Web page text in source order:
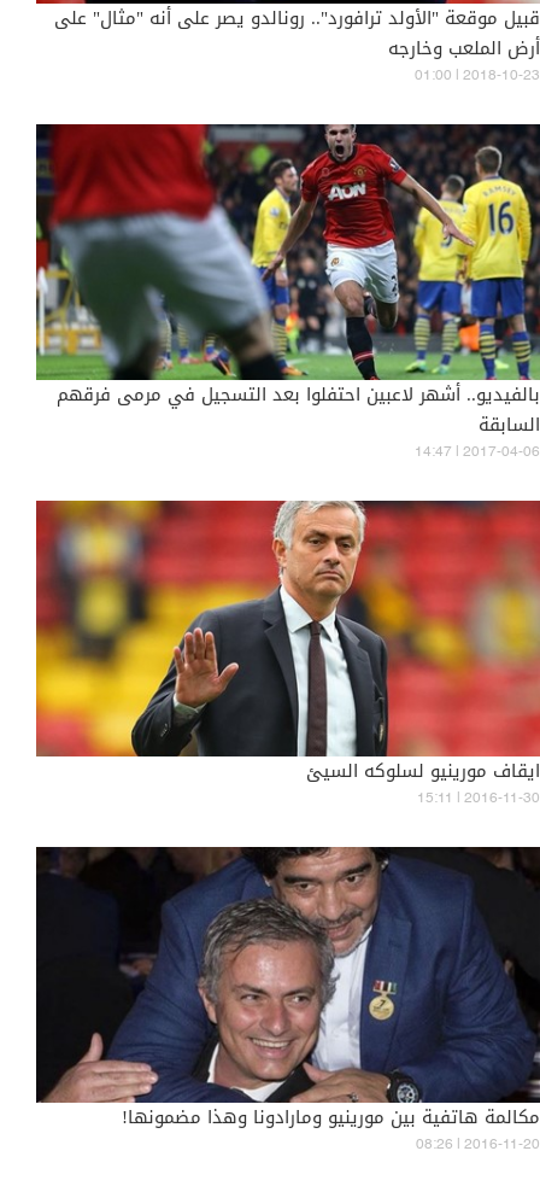
قبيل موقعة "الأولد ترافورد".. رونالدو يصر على أنه "مثال" على
أرض الملعب وخارجه
01:00 | 2018-10-23
بالفيديو.. أشهر لاعبين احتفلوا بعد التسجيل في مرمى فرقهم
السابقة
14:47 | 2017-04-06
ايقاف مورينيو لسلوكه السيئ
15:11 | 2016-11-30
مكالمة هاتفية بين مورينيو ومارادونا وهذا مضمونها!
08:26 | 2016-11-20